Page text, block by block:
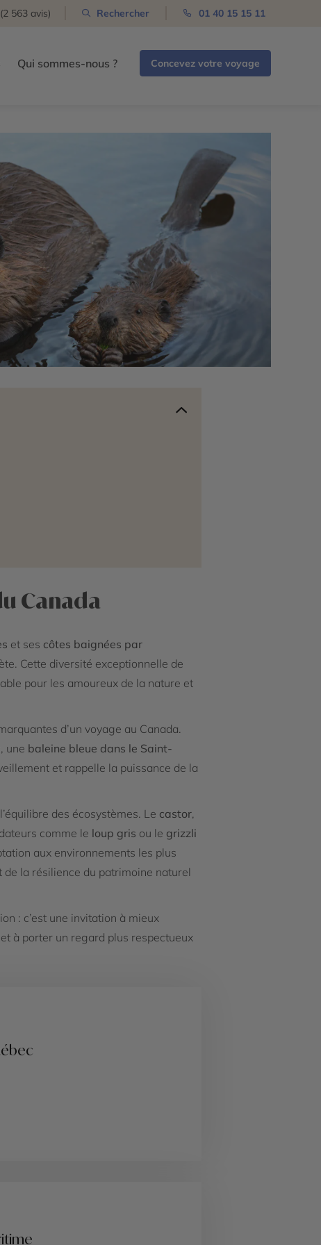
563 avis) Rechercher 01 40 15 15 11
Qui sommes-nous ? Concevez votre voyage
Canada
et ses côtes baignées par
Cette diversité exceptionnelle de
pour les amoureux de la nature et
d’un voyage au Canada.
, une baleine bleue dans le Saint-
et rappelle la puissance de la
des écosystèmes. Le castor,
comme le loup gris ou le grizzli
aux environnements les plus
de la résilience du patrimoine naturel
: c’est une invitation à mieux
à porter un regard plus respectueux